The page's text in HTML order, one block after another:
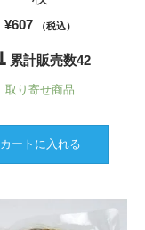
¥607 （税込）
累計販売数42
取り寄せ商品
カートに入れる